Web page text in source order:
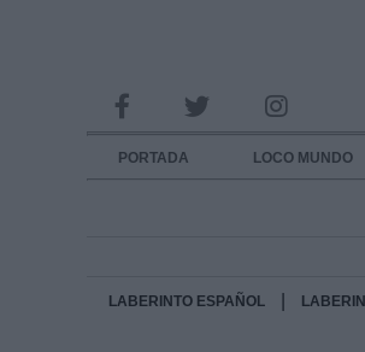
PORTADA LOCO MUNDO
LABERINTO ESPAÑOL
INFORMACION SOBRE LA PROTECCIÓN
Responsable:
Destinatarios: